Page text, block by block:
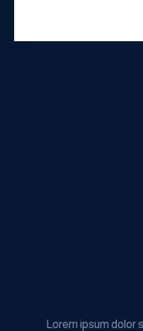
Lorem ipsum dolor